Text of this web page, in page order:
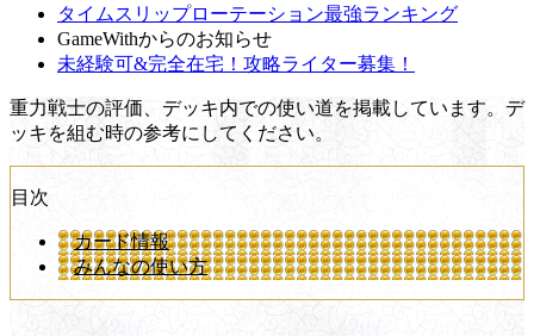
タイムスリップローテーション最強ランキング
GameWithからのお知らせ
未経験可&完全在宅！攻略ライター募集！
重力戦士の評価、デッキ内での使い道を掲載しています。デ
ッキを組む時の参考にしてください。
目次
カード情報
みんなの使い方